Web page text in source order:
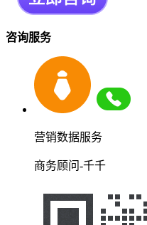
咨询服务
营销数据服务
商务顾问-千千